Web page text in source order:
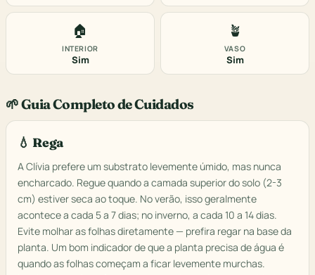
🏠
INTERIOR
Sim
🪴
VASO
Sim
🌱 Guia Completo de Cuidados
💧 Rega
A Clívia prefere um substrato levemente úmido, mas nunca
encharcado. Regue quando a camada superior do solo (2-3
cm) estiver seca ao toque. No verão, isso geralmente
acontece a cada 5 a 7 dias; no inverno, a cada 10 a 14 dias.
Evite molhar as folhas diretamente — prefira regar na base da
planta. Um bom indicador de que a planta precisa de água é
quando as folhas começam a ficar levemente murchas.